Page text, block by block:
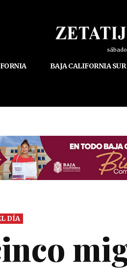
BAJA CALIFORNIA SUR
DÍA